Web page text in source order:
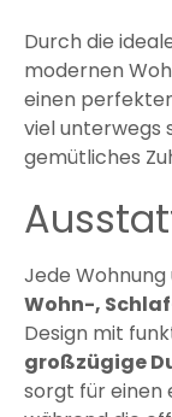
Durch die
modernen
einen
viel unterwegs
gemütliches
Jede
Wohn-,
Design mit
großzügige
sorgt für einen